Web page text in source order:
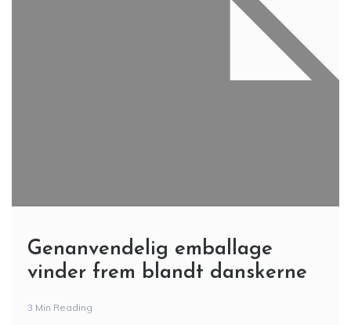
Genanvendelig emballage
vinder frem blandt danskerne
3 Min Reading